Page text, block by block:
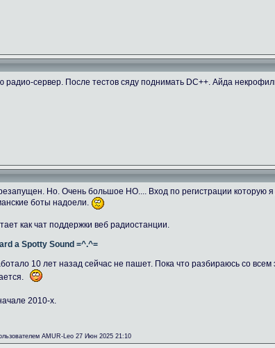
радио-сервер. После тестов сяду поднимать DC++. Айда
Но. Очень большое НО.... Вход по регистрации которую
боты надоели.
как чат поддержки веб радиостанции.
a Spotty Sound =^.^=
10 лет назад сейчас не пашет. Пока что разбираюсь со
2010-х.
AMUR-Leo 27 Июн 2025 21:10